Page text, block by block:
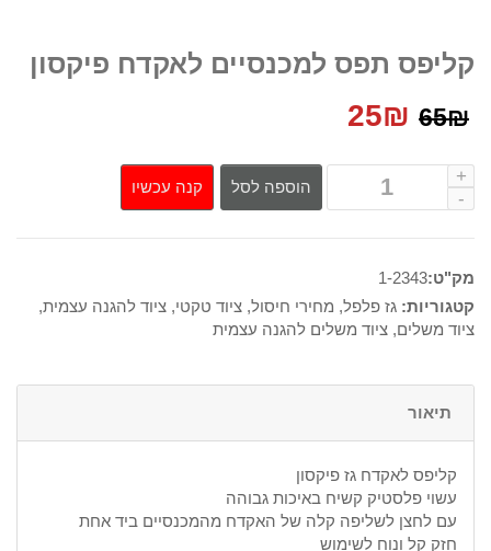
קליפס תפס למכנסיים לאקדח פיקסון
65₪
המחיר
המקורי
היה:
25₪
הנוכחי
הוא:הוספה לסל קנה עכשיו
מק"ט:1-2343
קטגוריות: גז פלפל, מחירי חיסול, ציוד טקטי, ציוד להגנה עצמית,
ציוד משלים, ציוד משלים להגנה עצמית
תיאור
קליפס לאקדח גז פיקסון
עשוי פלסטיק קשיח באיכות גבוהה
עם לחצן לשליפה קלה של האקדח מהמכנסיים ביד אחת
חזק קל ונוח לשימוש